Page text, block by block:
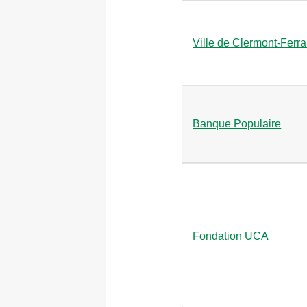
Ville de Clermont-
Banque Populaire
Fondation UCA